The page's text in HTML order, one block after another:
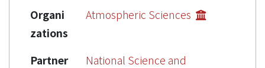
Organi
zations
Atmospheric Sciences
Partner
National Science and